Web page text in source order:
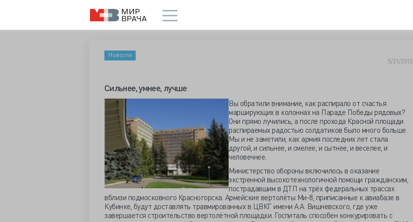
Новости
5/21/2015
Сильнее, умнее, лучше
Вы обратили внимание, как распирало от счастья
марширующих в колоннах на Параде Победы рядовых?
Они прямо лучились, а после прохода Красной площади
распираемых радостью солдатиков было много больше.
Мы и не заметили, как армия последних лет стала
другой, и сильнее, и смелее, и сытнее, и веселее, и
человечнее.
Министерство обороны включилось в оказание
экстренной высокотехнологичной помощи гражданским,
пострадавшим в ДТП на трёх федеральных трассах
вблизи подмосковного Красногорска. Армейские вертолёты Ми-8, приписанные к авиабазе в
Кубинке, будут доставлять травмированных в ЦВКГ имени А.А. Вишневского, где уже
завершается строительство вертолётной площадки. Госпиталь способен конкурировать с